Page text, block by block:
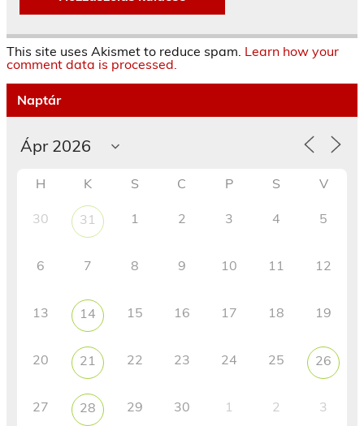
This site uses Akismet to reduce spam. Learn how your
comment data is processed.
Naptár
H K S C P S V
30 31 1 2 3 4 5
6 7 8 9 10 11 12
13 14 15 16 17 18 19
20 21 22 23 24 25 26
27 28 29 30 1 2 3